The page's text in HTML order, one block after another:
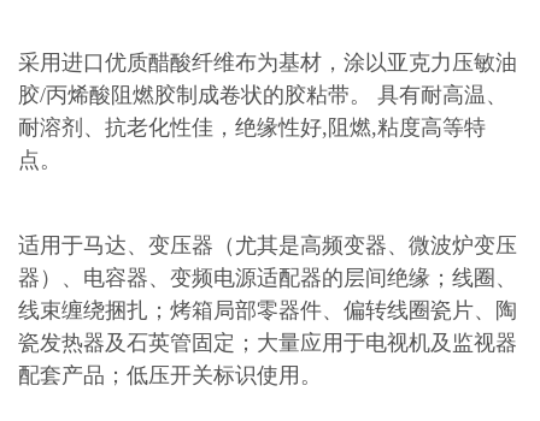
采用进口优质醋酸纤维布为基材，涂以亚克力压敏油
胶/丙烯酸阻燃胶制成卷状的胶粘带。 具有耐高温、
耐溶剂、抗老化性佳，绝缘性好,阻燃,粘度高等特
点。
适用于马达、变压器（尤其是高频变器、微波炉变压
器）、电容器、变频电源适配器的层间绝缘；线圈、
线束缠绕捆扎；烤箱局部零器件、偏转线圈瓷片、陶
瓷发热器及石英管固定；大量应用于电视机及监视器
配套产品；低压开关标识使用。